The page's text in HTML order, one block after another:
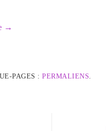
→
PAGES : PERMALIENS